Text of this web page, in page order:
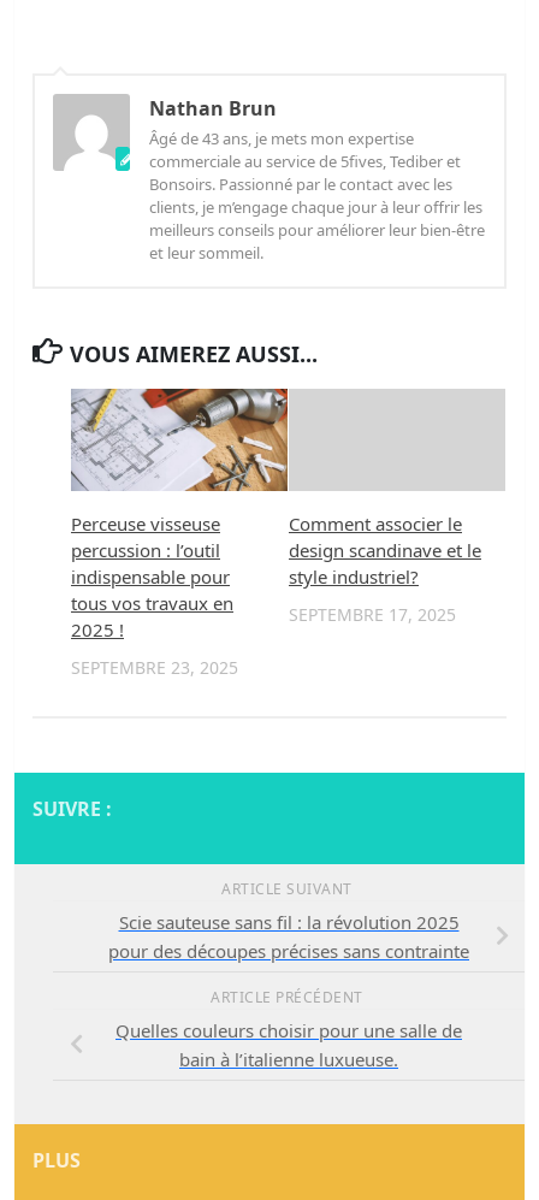
Nathan Brun
Âgé de 43 ans, je mets mon expertise
commerciale au service de 5fives, Tediber et
Bonsoirs. Passionné par le contact avec les
clients, je m’engage chaque jour à leur offrir les
meilleurs conseils pour améliorer leur bien-être
et leur sommeil.
VOUS AIMEREZ AUSSI...
Perceuse visseuse
percussion : l’outil
indispensable pour
tous vos travaux en
2025 !
SEPTEMBRE 23, 2025
Comment associer le
design scandinave et le
style industriel?
SEPTEMBRE 17, 2025
SUIVRE :
ARTICLE SUIVANT
Scie sauteuse sans fil : la révolution 2025
pour des découpes précises sans contrainte
ARTICLE PRÉCÉDENT
Quelles couleurs choisir pour une salle de
bain à l’italienne luxueuse.
PLUS